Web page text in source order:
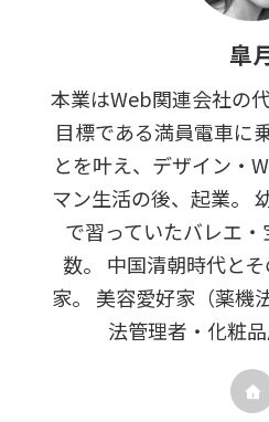
皐
本業はWeb関連会社の
目標である満員電車に
とを叶え、デザイン・
マン生活の後、起業。
で習っていたバレエ
数。 中国清朝時代と
家。 美容愛好家（薬機
法管理者・化粧品